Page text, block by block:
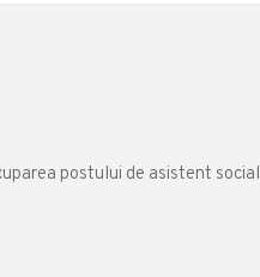
postului de asistent social